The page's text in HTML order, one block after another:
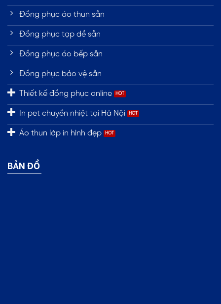
Đồng phục áo thun sẵn
Đồng phục tạp dề sẵn
Đồng phục áo bếp sẵn
Đồng phục bảo vệ sẵn
Thiết kế đồng phục online
In pet chuyển nhiệt tại Hà Nội
Áo thun lớp in hình đẹp
BẢN ĐỒ